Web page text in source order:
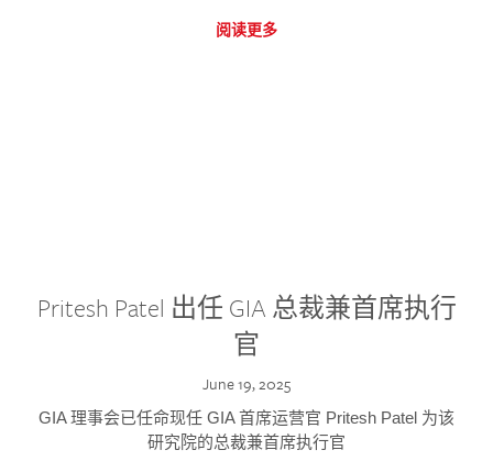
阅读更多
Pritesh Patel 出任 GIA 总裁兼首席执行
官
June 19, 2025
GIA 理事会已任命现任 GIA 首席运营官 Pritesh Patel 为该
研究院的总裁兼首席执行官